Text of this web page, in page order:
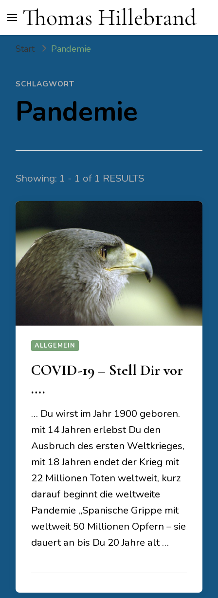
Thomas Hillebrand
Start Pandemie
SCHLAGWORT
Pandemie
Showing: 1 - 1 of 1 RESULTS
ALLGEMEIN
COVID-19 – Stell Dir vor
….
… Du wirst im Jahr 1900 geboren.
mit 14 Jahren erlebst Du den
Ausbruch des ersten Weltkrieges,
mit 18 Jahren endet der Krieg mit
22 Millionen Toten weltweit, kurz
darauf beginnt die weltweite
Pandemie „Spanische Grippe mit
weltweit 50 Millionen Opfern – sie
dauert an bis Du 20 Jahre alt …